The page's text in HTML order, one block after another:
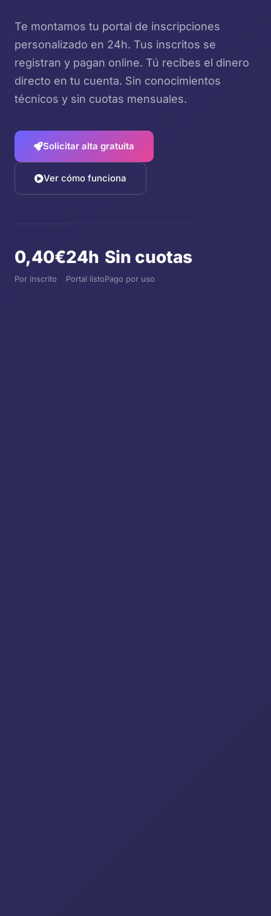
Te montamos tu portal de inscripciones
personalizado en 24h. Tus inscritos se
registran y pagan online. Tú recibes el dinero
directo en tu cuenta. Sin conocimientos
técnicos y sin cuotas mensuales.
Solicitar alta gratuita
Ver cómo funciona
0,40€
Por inscrito
24h
Portal listo
Sin cuotas
Pago por uso